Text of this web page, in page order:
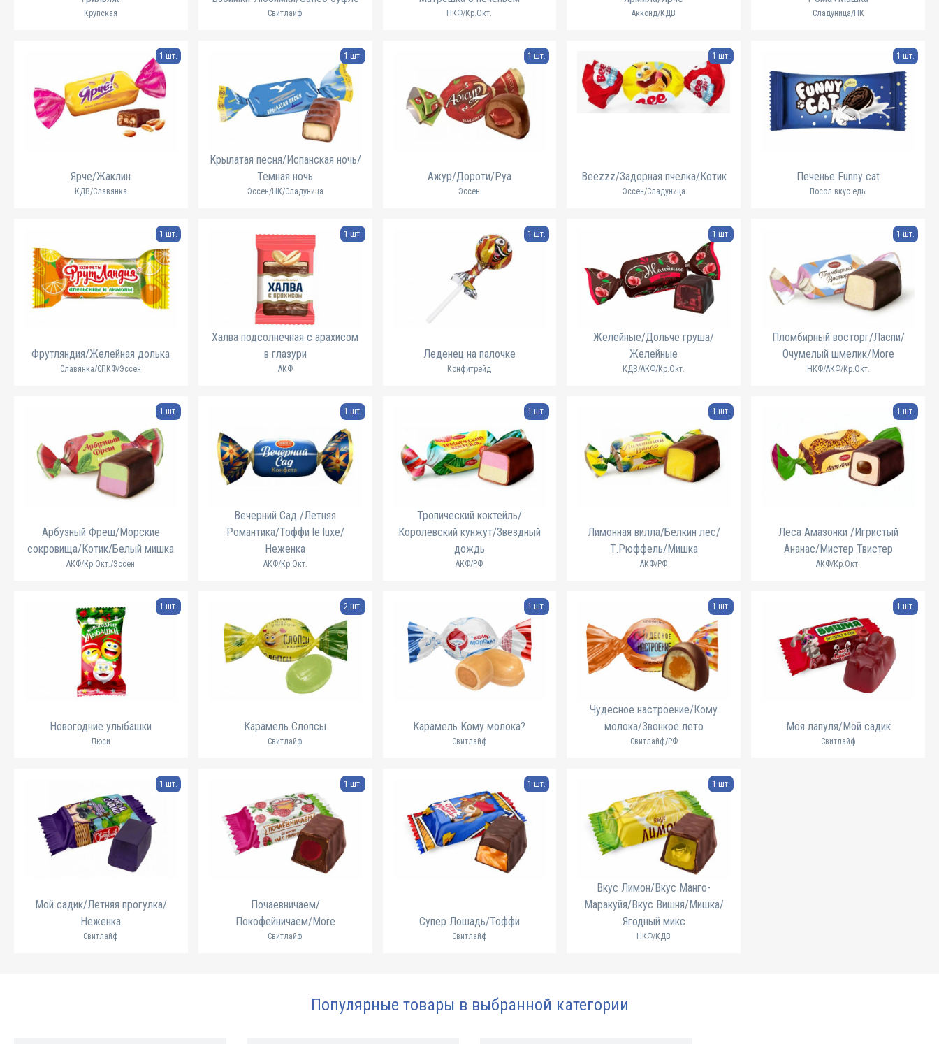
Крупская Свитлайф НКФ/Кр.Окт. Акконд/КДВ Сладуница/НК
Ярче/Жаклин
1 шт.
КДВ/Славянка
Крылатая песня/Испанская ночь/
Темная ночь
1 шт.
Эссен/НК/Сладуница
Ажур/Дороти/Руа
1 шт.
Эссен
Beezzz/Задорная пчелка/Котик
1 шт.
Эссен/Сладуница
Печенье Funny cat
1 шт.
Посол вкус еды
Фрутляндия/Желейная долька
1 шт.
Славянка/СПКФ/Эссен
Халва подсолнечная с арахисом
в глазури
1 шт.
АКФ
Леденец на палочке
1 шт.
Конфитрейд
Желейные/Дольче груша/
Желейные
1 шт.
КДВ/АКФ/Кр.Окт.
Пломбирный восторг/Ласпи/
Очумелый шмелик/More
1 шт.
НКФ/АКФ/Кр.Окт.
Арбузный Фреш/Морские
сокровища/Котик/Белый мишка
1 шт.
АКФ/Кр.Окт./Эссен
Вечерний Сад /Летняя
Романтика/Тоффи le luxe/
Неженка
1 шт.
АКФ/Кр.Окт.
Тропический коктейль/
Королевский кунжут/Звездный
дождь
1 шт.
АКФ/РФ
Лимонная вилла/Белкин лес/
Т.Рюффель/Мишка
1 шт.
АКФ/РФ
Леса Амазонки /Игристый
Ананас/Мистер Твистер
1 шт.
АКФ/Кр.Окт.
Новогодние улыбашки
1 шт.
Люси
Карамель Слопсы
2 шт.
Свитлайф
Карамель Кому молока?
1 шт.
Свитлайф
Чудесное настроение/Кому
молока/Звонкое лето
1 шт.
Свитлайф/РФ
Моя лапуля/Мой садик
1 шт.
Свитлайф
Мой садик/Летняя прогулка/
Неженка
1 шт.
Свитлайф
Почаевничаем/
Покофейничаем/More
1 шт.
Свитлайф
Супер Лошадь/Тоффи
1 шт.
Свитлайф
Вкус Лимон/Вкус Манго-
Маракуйя/Вкус Вишня/Мишка/
Ягодный микс
1 шт.
НКФ/КДВ
Популярные товары в выбранной категории